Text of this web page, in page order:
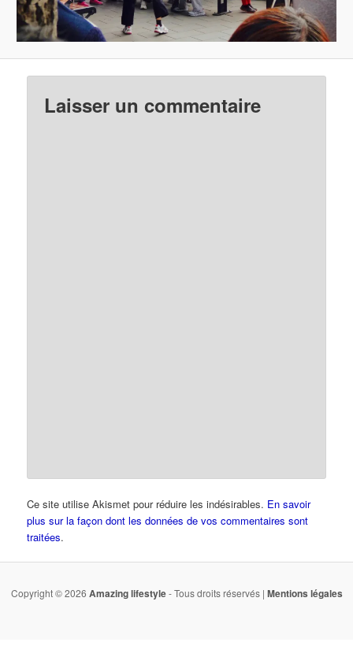
Laisser un commentaire
Ce site utilise Akismet pour réduire les indésirables. En savoir
plus sur la façon dont les données de vos commentaires sont
traitées.
Copyright © 2026 Amazing lifestyle- Tous droits réservés | Mentions légales